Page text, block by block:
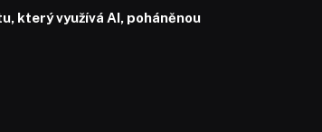
který využívá AI, poháněnou